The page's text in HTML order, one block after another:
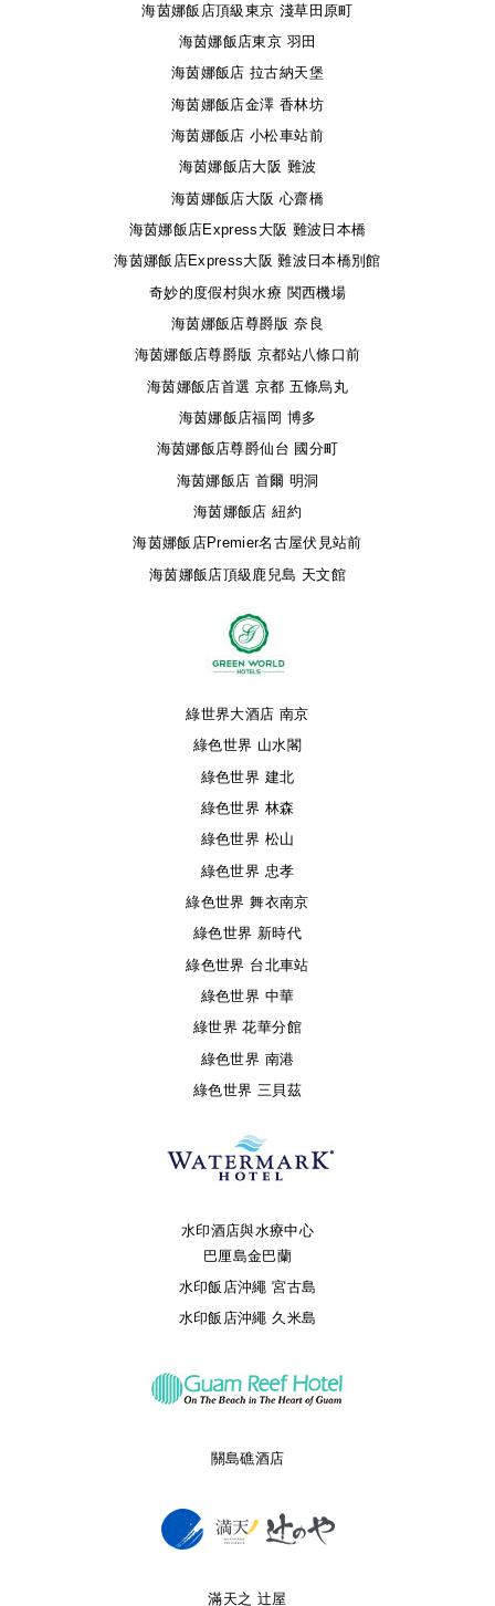
海茵娜飯店頂級東京 淺草田原町
海茵娜飯店東京 羽田
海茵娜飯店 拉古納天堡
海茵娜飯店金澤 香林坊
海茵娜飯店 小松車站前
海茵娜飯店大阪 難波
海茵娜飯店大阪 心齋橋
海茵娜飯店Express大阪 難波日本橋
海茵娜飯店Express大阪 難波日本橋別館
奇妙的度假村與水療 関西機場
海茵娜飯店尊爵版 奈良
海茵娜飯店尊爵版 京都站八條口前
海茵娜飯店首選 京都 五條烏丸
海茵娜飯店福岡 博多
海茵娜飯店尊爵仙台 國分町
海茵娜飯店 首爾 明洞
海茵娜飯店 紐約
海茵娜飯店Premier名古屋伏見站前
海茵娜飯店頂級鹿兒島 天文館
綠世界大酒店 南京
綠色世界 山水閣
綠色世界 建北
綠色世界 林森
綠色世界 松山
綠色世界 忠孝
綠色世界 舞衣南京
綠色世界 新時代
綠色世界 台北車站
綠色世界 中華
綠世界 花華分館
綠色世界 南港
綠色世界 三貝茲
水印酒店與水療中心
巴厘島金巴蘭
水印飯店沖繩 宮古島
水印飯店沖繩 久米島
關島礁酒店
滿天之 辻屋